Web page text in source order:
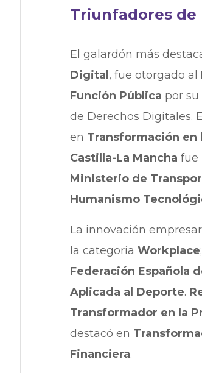
Triunfadores de
El galardón más
Digital , fue otorgado al
Función Pública por
de Derechos Digitales.
en Transformación en
Castilla-La Mancha fue
Ministerio de
Humanismo
La innovación
la categoría Workplace;
Federación Española
Aplicada al Deporte.
Transformador en la
destacó en
Financiera.